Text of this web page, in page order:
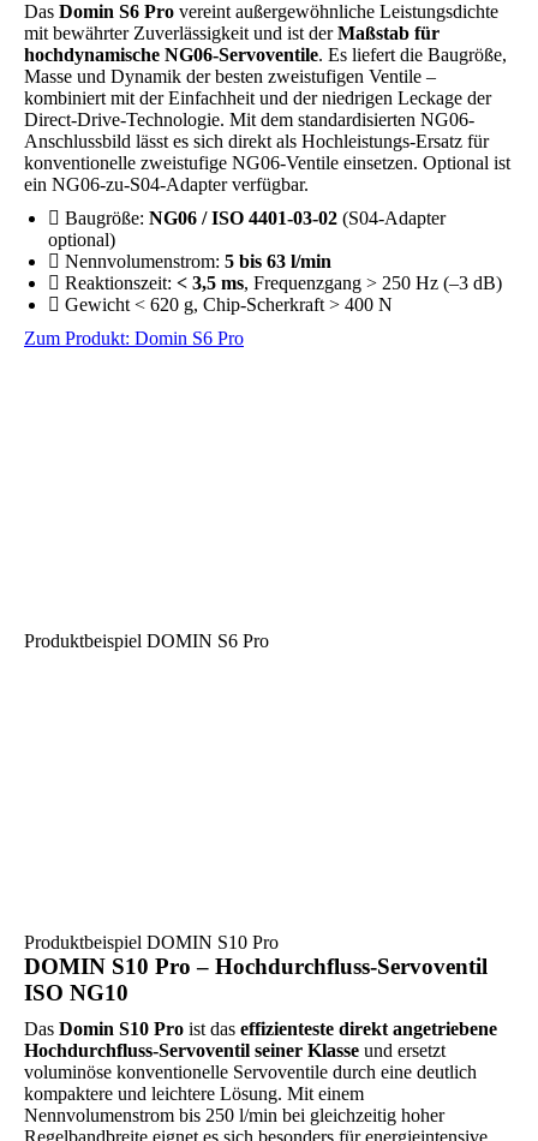
Das Domin S6 Pro vereint außergewöhnliche Leistungsdichte
mit bewährter Zuverlässigkeit und ist derMaßstab für
hochdynamische NG06-Servoventile. Es liefert die Baugröße,
Masse und Dynamik der besten zweistufigen Ventile –
kombiniert mit der Einfachheit und der niedrigen Leckage der
Direct-Drive-Technologie. Mit dem standardisierten NG06-
Anschlussbild lässt es sich direkt als Hochleistungs-Ersatz für
konventionelle zweistufige NG06-Ventile einsetzen. Optional ist
ein NG06-zu-S04-Adapter verfügbar.
Baugröße: NG06 / ISO 4401-03-02 (S04-Adapter
optional)
Nennvolumenstrom: 5 bis 63 l/min
Reaktionszeit: < 3,5 ms, Frequenzgang > 250 Hz (–3 dB)
Gewicht < 620 g, Chip-Scherkraft > 400 N
Zum Produkt: Domin S6 Pro
Produktbeispiel DOMIN S6 Pro
Produktbeispiel DOMIN S10 Pro
DOMIN S10 Pro – Hochdurchfluss-Servoventil
ISO NG10
Das Domin S10 Pro ist das effizienteste direkt angetriebene
Hochdurchfluss-Servoventil seiner Klasse und ersetzt
voluminöse konventionelle Servoventile durch eine deutlich
kompaktere und leichtere Lösung. Mit einem
Nennvolumenstrom bis 250 l/min bei gleichzeitig hoher
Regelbandbreite eignet es sich besonders für energieintensive